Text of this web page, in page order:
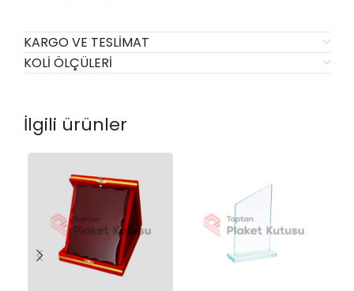
KARGO VE TESLIMAT
KOLI ÖLÇÜLERI
İlgili ürünler